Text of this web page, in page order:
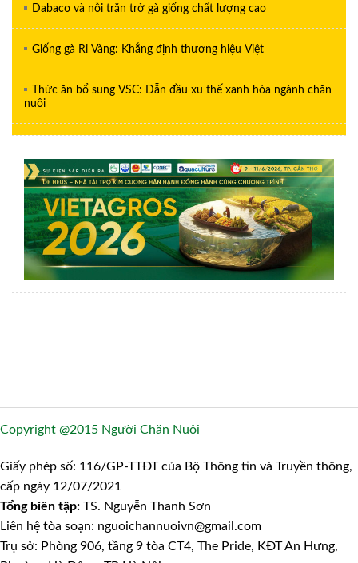
Dabaco và nỗi trăn trở gà giống chất lượng cao
Giống gà Ri Vàng: Khẳng định thương hiệu Việt
Thức ăn bổ sung VSC: Dẫn đầu xu thế xanh hóa ngành chăn
nuôi
Copyright @2015 Người Chăn Nuôi
Giấy phép số: 116/GP-TTĐT của Bộ Thông tin và Truyền thông,
cấp ngày 12/07/2021
Tổng biên tập: TS. Nguyễn Thanh Sơn
Liên hệ tòa soạn: nguoichannuoivn@gmail.com
Trụ sở: Phòng 906, tầng 9 tòa CT4, The Pride, KĐT An Hưng,